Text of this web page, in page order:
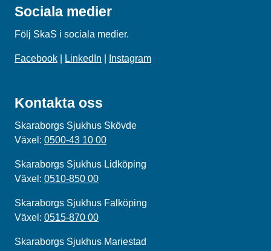
Sociala medier
Följ SkaS i sociala medier.
Facebook LinkedIn Instagram
Kontakta oss
Skaraborgs Sjukhus Skövde
Växel: 0500-43 10 00
Skaraborgs Sjukhus Lidköping
Växel: 0510-850 00
Skaraborgs Sjukhus Falköping
Växel: 0515-870 00
Skaraborgs Sjukhus Mariestad